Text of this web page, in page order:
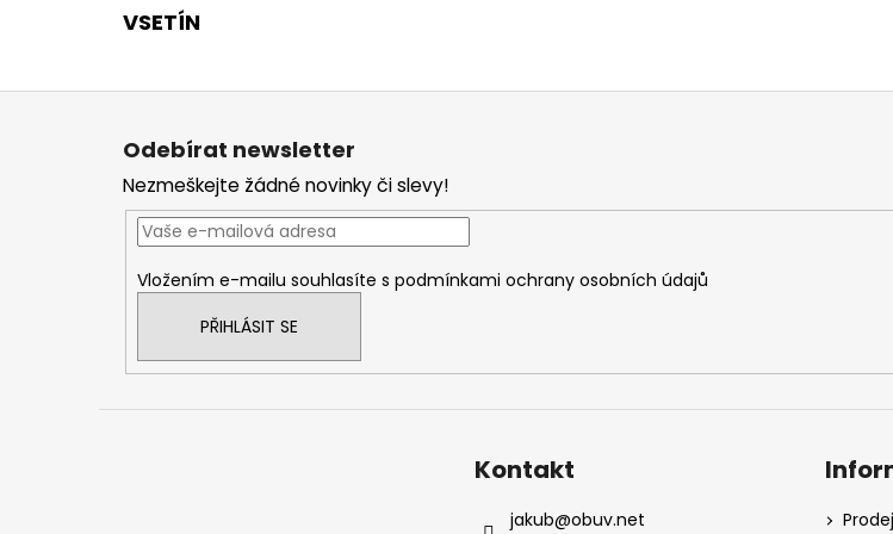
VSETÍN
Z
Odebírat newsletter
Nezmeškejte žádné novinky či slevy!
Vložením e-mailu souhlasíte s podmínkami ochrany osobních údajů
PŘIHLÁSIT SE
Kontakt
jakub@obuv.net